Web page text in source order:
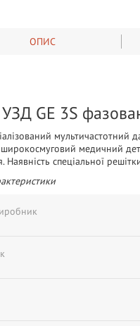
ОПИС
GE 3S
мультичастотний
широкосмуговий медичний
Наявність спеціальної